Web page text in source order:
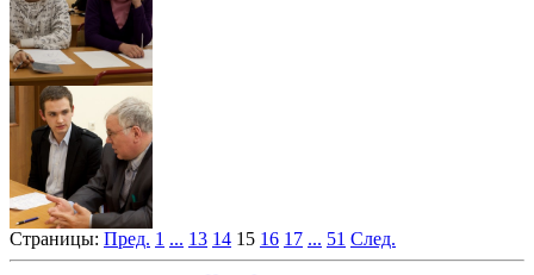
Страницы: Пред. 1 ... 13 14 15 16 17 ... 51 След.